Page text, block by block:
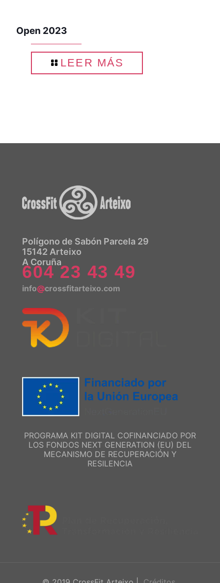
Open 2023
LEER MÁS
Polígono de Sabón Parcela 29
15142 Arteixo
A Coruña
604 23 43 49
info@crossfitarteixo.com
PROGRAMA KIT DIGITAL COFINANCIADO POR
LOS FONDOS NEXT GENERATION (EU) DEL
MECANISMO DE RECUPERACIÓN Y
RESILENCIA